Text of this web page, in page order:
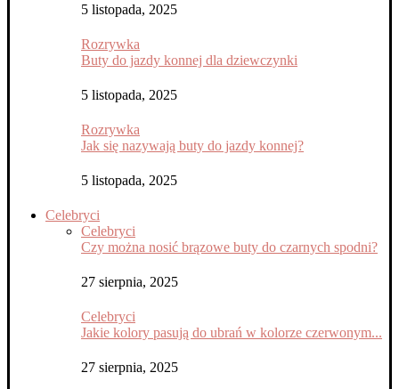
5 listopada, 2025
Rozrywka
Buty do jazdy konnej dla dziewczynki
5 listopada, 2025
Rozrywka
Jak się nazywają buty do jazdy konnej?
5 listopada, 2025
Celebryci
Celebryci
Czy można nosić brązowe buty do czarnych spodni?
27 sierpnia, 2025
Celebryci
Jakie kolory pasują do ubrań w kolorze czerwonym...
27 sierpnia, 2025